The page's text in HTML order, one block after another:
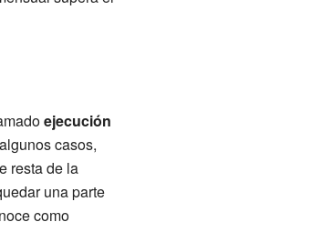
ejecución
casos,
resta de la
una parte
como